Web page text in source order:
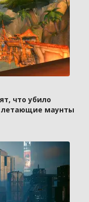
что убило
летающие маунты